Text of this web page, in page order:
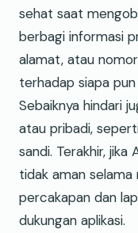
sehat saat
berbagi informasi
alamat, atau
terhadap siapa
Sebaiknya hindari
atau pribadi,
sandi. Terakhir,
tidak aman selama
percakapan dan
dukungan aplikasi.